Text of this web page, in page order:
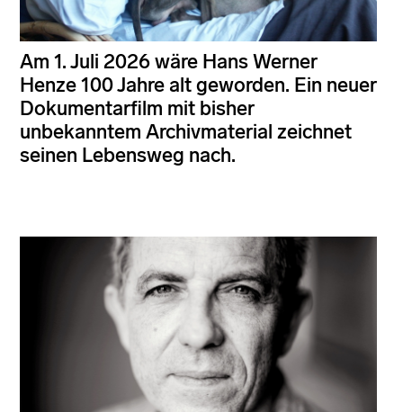
Am 1. Juli 2026 wäre Hans Werner
Henze 100 Jahre alt geworden. Ein neuer
Dokumentarfilm mit bisher
unbekanntem Archivmaterial zeichnet
seinen Lebensweg nach.